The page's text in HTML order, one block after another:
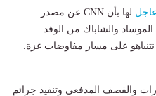
عاجل
لها بأن CNN عن مصدر
والشاباك من الوفد
على مسار مفاوضات غزة.
والقصف المدفعي وتنفيذ جرائم